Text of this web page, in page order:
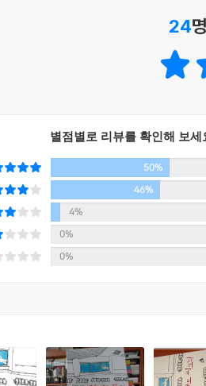
들르는 경유지가 아닌 숨가쁘게 달
민국 청춘의 삶을 치열하게 대변하
설가의 길을 걷기 시작한 이래 「
나타났다」(제1회 대한민국 문학
선보이며 독자에게 많은 사랑을 받
서의 일주일이라는 특정한 시공간을
24
별점별로 리뷰를 확인해 보세
50%
46%
4%
0%
0%